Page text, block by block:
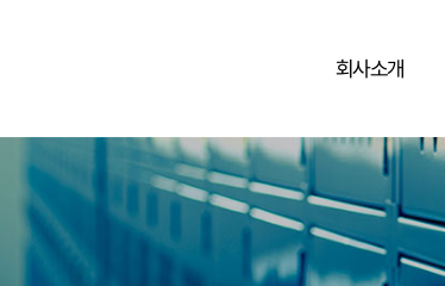
회사소개